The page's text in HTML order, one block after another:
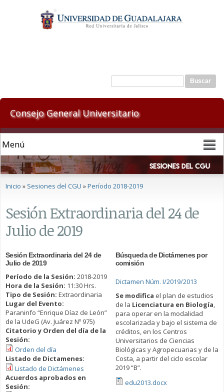
contenido
principal
Formulario de búsqueda
Buscar
Consejo General Universitario
Se encuentra usted aquí
Inicio » Sesiones del CGU »Período 2018-2019
Sesión Extraordinaria del 24 de
Julio de 2019
Sesión Extraordinaria del 24 de
Julio de 2019
Período de la Sesión: 2018-2019
Hora de la Sesión: 11:30 Hrs.
Tipo de Sesión: Extraordinaria
Lugar del Evento:
Paraninfo “Enrique Díaz de León”
de la UdeG (Av. Juárez Nº 975)
Citatorio y Orden del día de la
Sesión:
Orden del día
Listado de Dictamenes:
Listado de Dictámenes
Acuerdos aprobados en
Sesión:
Búsqueda de Dictámenes por
comisión
Dictamen Núm. I/2019/2013
Se modifica el plan de estudios
de la Licenciatura en Biología,
para operar en la modalidad
escolarizada y bajo el sistema de
créditos, en los Centros
Universitarios de Ciencias
Biológicas y Agropecuarias y de la
Costa, a partir del ciclo escolar
2019 “B”.
edu2013.docx